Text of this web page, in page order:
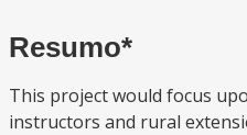
Resumo*
This project would focus
instructors and rural